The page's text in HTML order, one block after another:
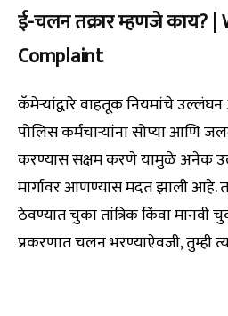
ई-चलन तक्रार म्हणजे काय?
Complaint
कॅमेऱ्यांद्वारे वाहतूक नियमांचे
पोलिस कर्मचाऱ्यांना सोप्या आणि
करण्यास सक्षम करणे यामुळे अनेक
मार्गावर आणण्यास मदत झाली आहे.
ठेवण्यात चुका तांत्रिक किंवा
प्रकरणात चलन भरण्याऐवजी, तुम्ही